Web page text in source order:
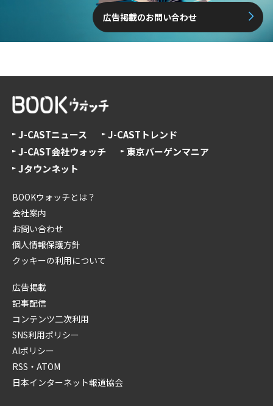
広告掲載のお問い合わせ
J-CASTニュース
J-CASTトレンド
J-CAST会社ウォッチ
東京バーゲンマニア
Jタウンネット
BOOKウォッチとは？
会社案内
お問い合わせ
個人情報保護方針
クッキーの利用について
広告掲載
記事配信
コンテンツ二次利用
SNS利用ポリシー
AIポリシー
RSS・ATOM
日本インターネット報道協会